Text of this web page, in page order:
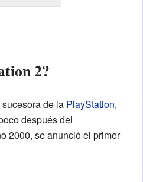
2?
de la PlayStation,
después del
2000, se anunció el primer